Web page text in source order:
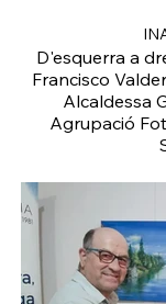
D'esquerra a
Francisco
Alcaldessa
Agrupació